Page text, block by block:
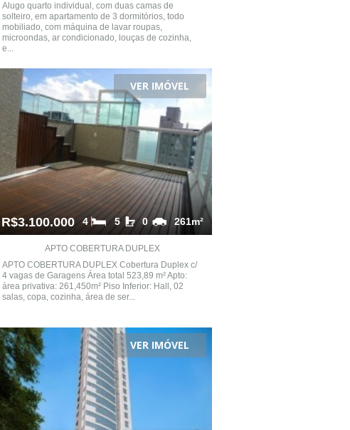
Alugo quarto individual, com duas camas de
solteiro, em apartamento de 3 dormitórios, todo
mobiliado, com máquina de lavar roupas,
microondas, ar condicionado, louças de cozinha,
e...
VER IMÓVEL
R$3.100.000 261m²
0
5
4
APTO COBERTURA DUPLEX
APTO COBERTURA DUPLEX Cobertura Duplex c/
4 vagas de Garagens Área total 523,89 m² Apto:
área privativa: 261,450m² Piso Inferior: Hall, 02
salas, copa, cozinha, área de ser...
VER IMÓVEL